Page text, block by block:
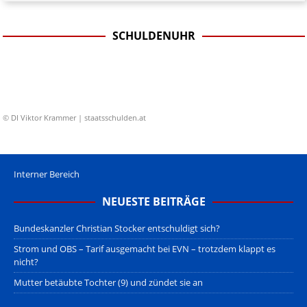
SCHULDENUHR
© DI Viktor Krammer | staatsschulden.at
Interner Bereich
NEUESTE BEITRÄGE
Bundeskanzler Christian Stocker entschuldigt sich?
Strom und OBS – Tarif ausgemacht bei EVN – trotzdem klappt es
nicht?
Mutter betäubte Tochter (9) und zündet sie an